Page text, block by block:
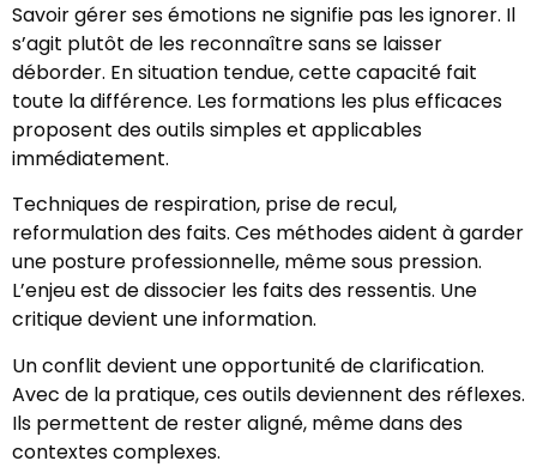
Savoir gérer ses émotions ne signifie pas les ignorer. Il
s’agit plutôt de les reconnaître sans se laisser
déborder. En situation tendue, cette capacité fait
toute la différence. Les formations les plus efficaces
proposent des outils simples et applicables
immédiatement.
Techniques de respiration, prise de recul,
reformulation des faits. Ces méthodes aident à garder
une posture professionnelle, même sous pression.
L’enjeu est de dissocier les faits des ressentis. Une
critique devient une information.
Un conflit devient une opportunité de clarification.
Avec de la pratique, ces outils deviennent des réflexes.
Ils permettent de rester aligné, même dans des
contextes complexes.